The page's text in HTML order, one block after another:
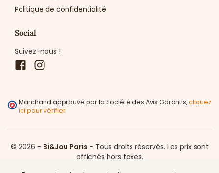
Politique de confidentialité
Social
Suivez-nous !
Facebook
Marchand approuvé par la Société des Avis Garantis,cliquez
ici pour vérifier.
© 2026 - Bi&Jou Paris - Tous droits réservés. Les prix sont
affichés hors taxes.